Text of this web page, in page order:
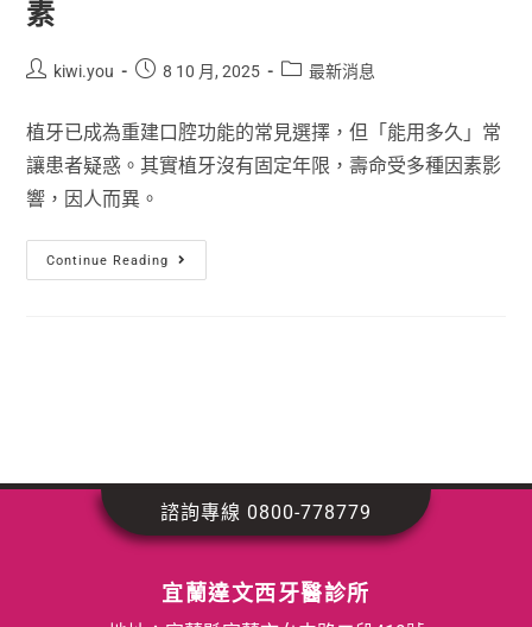
素
kiwi.you 8 10 月, 2025 最新消息
植牙已成為重建口腔功能的常見選擇，但「能用多久」常
讓患者疑惑。其實植牙沒有固定年限，壽命受多種因素影
響，因人而異。
Continue Reading
宜蘭達文西牙醫診所
諮詢專線 0800-778779